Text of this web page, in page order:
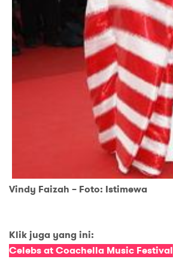
Vindy Faizah – Foto: Istimewa
Klik juga yang ini:
Celebs at Coachella Music Festival